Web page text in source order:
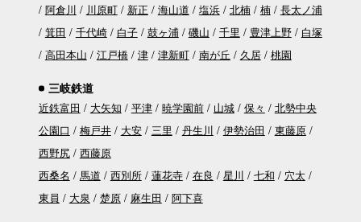
阿倉川
川原町 新正 海山道 塩浜 北楠 楠
長太ノ浦
箕田
千代崎 白子 鼓ヶ浦 磯山 千里 豊津上野
白塚
高田本山
江戸橋 津 津新町 南が丘 久居 桃園
三岐鉄道
近鉄富田 大矢知 平津 暁学園前 山城 保々
北勢中央
公園口
梅戸井 大安 三里 丹生川 伊勢治田
東藤原
西野尻
西藤原
西桑名
馬道 西別所 蓮花寺 在良 星川 七和
穴太
東員
大泉 楚原 麻生田 阿下喜